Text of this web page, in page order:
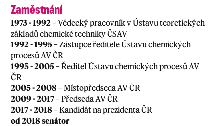
Zaměstnání
1973 - 1992– Vědecký pracovník v Ústavu teoretických
základů chemické techniky ČSAV
1992 - 1995– Zástupce ředitele Ústavu chemických
procesů AV ČR
1995 - 2005– Ředitel Ústavu chemických procesů AV
ČR
2005 - 2008– Místopředseda AV ČR
2009 - 2017– Předseda AV ČR
2017 - 2018– Kandidát na prezidenta ČR
od 2018 senátor